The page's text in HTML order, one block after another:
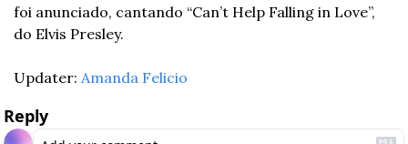
foi anunciado, cantando “Can’t Help Falling in Love”,
do Elvis Presley.
Updater: Amanda Felicio
Reply